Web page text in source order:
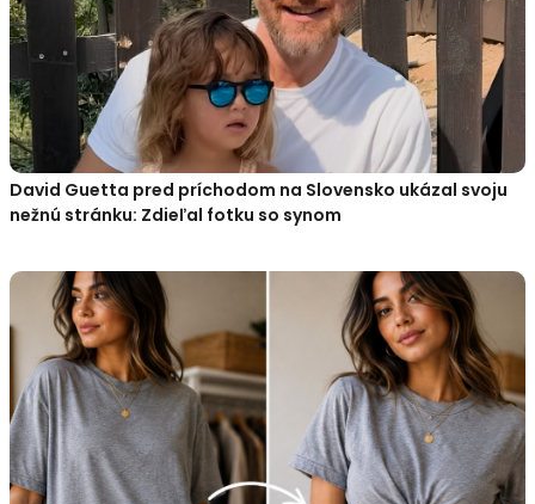
David Guetta pred príchodom na Slovensko ukázal svoju
nežnú stránku: Zdieľal fotku so synom